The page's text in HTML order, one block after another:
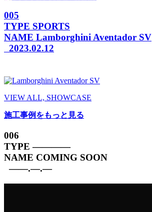
005
TYPE SPORTS
NAME Lamborghini Aventador SV
2023.02.12
VIEW ALL, SHOWCASE
施工事例をもっと見る
006
TYPE ————
NAME COMING SOON
——.—.—